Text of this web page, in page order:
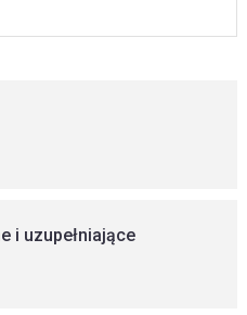
i uzupełniające